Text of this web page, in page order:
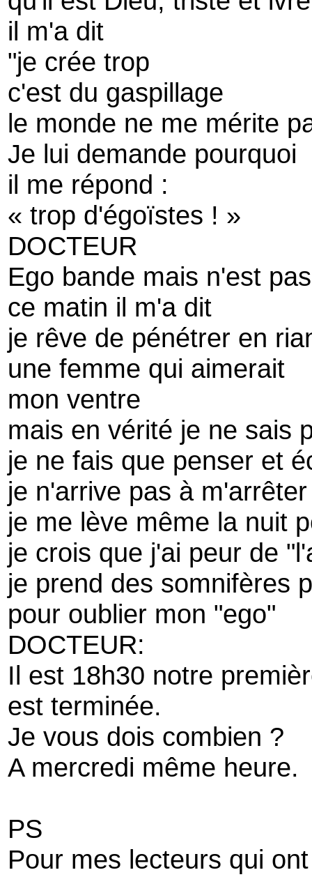
il m'a dit
"je crée trop
c'est du gaspillage
le monde ne me mérite
Je lui demande pourquoi
il me répond :
« trop d'égoïstes ! »
DOCTEUR
Ego bande mais n'est
ce matin il m'a dit
je rêve de pénétrer en
une femme qui aimerait
mon ventre
mais en vérité je ne sais
je ne fais que penser et
je n'arrive pas à
je me lève même la nuit
je crois que j'ai peur de
je prend des somnifères
pour oublier mon "ego"
DOCTEUR:
Il est 18h30 notre
est terminée.
Je vous dois combien ?
A mercredi même heure.
PS
Pour mes lecteurs qui